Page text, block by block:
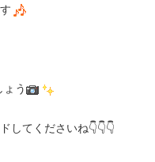
う
してくださいね👇👇👇